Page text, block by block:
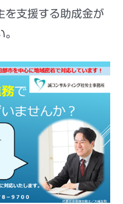
を支援する助成金が